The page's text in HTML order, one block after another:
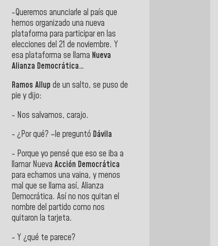
-Queremos anunciarle al país que
hemos organizado una nueva
plataforma para participar en las
elecciones del 21 de noviembre. Y
esa plataforma se llama Nueva
Alianza Democrática…
Ramos Allup de un salto, se puso de
pie y dijo:
- Nos salvamos, carajo.
- ¿Por qué? –le preguntó Dávila
- Porque yo pensé que eso se iba a
llamar Nueva Acción Democrática
para echarnos una vaina, y menos
mal que se llama así, Alianza
Democrática. Así no nos quitan el
nombre del partido como nos
quitaron la tarjeta.
- Y ¿qué te parece?